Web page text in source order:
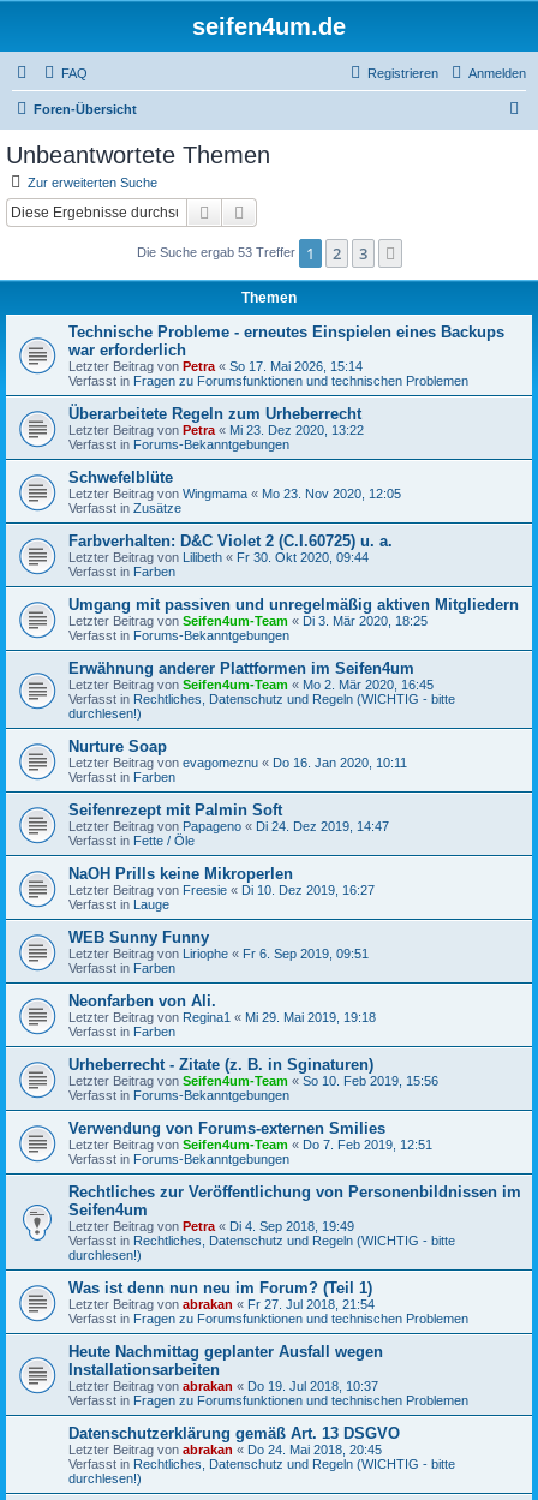
seifen4um.de
FAQ Anmelden
Registrieren
Foren-Übersicht
Unbeantwortete Themen
Zur erweiterten Suche
Suche
Die Suche ergab 53 Treffer 1 2 3
Themen
Technische Probleme - erneutes Einspielen eines Backups
war erforderlich
Letzter Beitrag von Petra « So 17. Mai 2026, 15:14
Verfasst in Fragen zu Forumsfunktionen und technischen Problemen
Überarbeitete Regeln zum Urheberrecht
Letzter Beitrag von Petra « Mi 23. Dez 2020, 13:22
Verfasst in Forums-Bekanntgebungen
Schwefelblüte
Letzter Beitrag von Wingmama « Mo 23. Nov 2020, 12:05
Verfasst in Zusätze
Farbverhalten: D&C Violet 2 (C.I.60725) u. a.
Letzter Beitrag von Lilibeth « Fr 30. Okt 2020, 09:44
Verfasst in Farben
Umgang mit passiven und unregelmäßig aktiven Mitgliedern
Letzter Beitrag von Seifen4um-Team « Di 3. Mär 2020, 18:25
Verfasst in Forums-Bekanntgebungen
Erwähnung anderer Plattformen im Seifen4um
Letzter Beitrag von Seifen4um-Team « Mo 2. Mär 2020, 16:45
Verfasst in Rechtliches, Datenschutz und Regeln (WICHTIG - bitte
durchlesen!)
Nurture Soap
Letzter Beitrag von evagomeznu « Do 16. Jan 2020, 10:11
Verfasst in Farben
Seifenrezept mit Palmin Soft
Letzter Beitrag von Papageno « Di 24. Dez 2019, 14:47
Verfasst in Fette / Öle
NaOH Prills keine Mikroperlen
Letzter Beitrag von Freesie « Di 10. Dez 2019, 16:27
Verfasst in Lauge
WEB Sunny Funny
Letzter Beitrag von Liriophe « Fr 6. Sep 2019, 09:51
Verfasst in Farben
Neonfarben von Ali.
Letzter Beitrag von Regina1 « Mi 29. Mai 2019, 19:18
Verfasst in Farben
Urheberrecht - Zitate (z. B. in Sginaturen)
Letzter Beitrag von Seifen4um-Team « So 10. Feb 2019, 15:56
Verfasst in Forums-Bekanntgebungen
Verwendung von Forums-externen Smilies
Letzter Beitrag von Seifen4um-Team « Do 7. Feb 2019, 12:51
Verfasst in Forums-Bekanntgebungen
Rechtliches zur Veröffentlichung von Personenbildnissen im
Seifen4um
Letzter Beitrag von Petra « Di 4. Sep 2018, 19:49
Verfasst in Rechtliches, Datenschutz und Regeln (WICHTIG - bitte
durchlesen!)
Was ist denn nun neu im Forum? (Teil 1)
Letzter Beitrag von abrakan « Fr 27. Jul 2018, 21:54
Verfasst in Fragen zu Forumsfunktionen und technischen Problemen
Heute Nachmittag geplanter Ausfall wegen
Installationsarbeiten
Letzter Beitrag von abrakan « Do 19. Jul 2018, 10:37
Verfasst in Fragen zu Forumsfunktionen und technischen Problemen
Datenschutzerklärung gemäß Art. 13 DSGVO
Letzter Beitrag von abrakan « Do 24. Mai 2018, 20:45
Verfasst in Rechtliches, Datenschutz und Regeln (WICHTIG - bitte
durchlesen!)